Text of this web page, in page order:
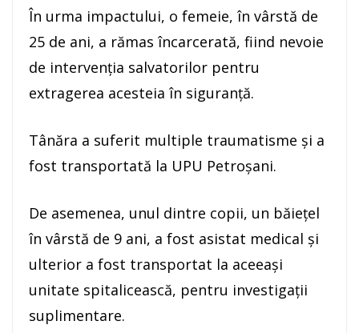
În urma impactului, o femeie, în vârstă de
25 de ani, a rămas încarcerată, fiind nevoie
de intervenția salvatorilor pentru
extragerea acesteia în siguranță.
Tânăra a suferit multiple traumatisme și a
fost transportată la UPU Petroșani.
De asemenea, unul dintre copii, un băiețel
în vârstă de 9 ani, a fost asistat medical și
ulterior a fost transportat la aceeași
unitate spitalicească, pentru investigații
suplimentare.